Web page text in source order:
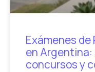
Exámenes
en Argentina:
concursos y